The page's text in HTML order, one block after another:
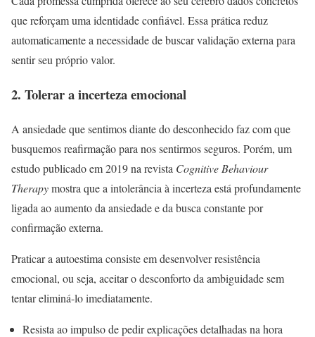
que reforçam uma identidade confiável. Essa prática reduz
automaticamente a necessidade de buscar validação externa para
sentir seu próprio valor.
2. Tolerar a incerteza emocional
A ansiedade que sentimos diante do desconhecido faz com que
busquemos reafirmação para nos sentirmos seguros. Porém, um
estudo publicado em 2019 na revista Cognitive Behaviour
Therapymostra que a intolerância à incerteza está profundamente
ligada ao aumento da ansiedade e da busca constante por
confirmação externa.
Praticar a autoestima consiste em desenvolver resistência
emocional, ou seja, aceitar o desconforto da ambiguidade sem
tentar eliminá-lo imediatamente.
Resista ao impulso de pedir explicações detalhadas na hora